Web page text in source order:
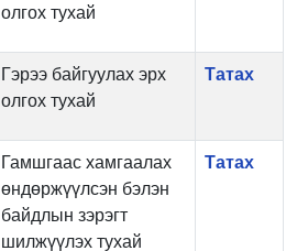
олгох тухай
Гэрээ байгуулах эрх
олгох тухай
Татах
Гамшгаас хамгаалах
өндөржүүлсэн бэлэн
байдлын зэрэгт
шилжүүлэх тухай
Татах